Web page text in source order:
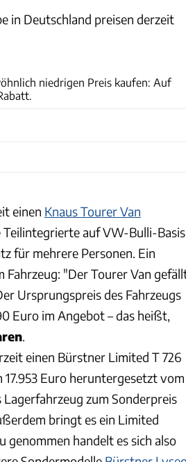
in Deutschland preisen derzeit
niedrigen Preis kaufen: Auf
einen Knaus Tourer Van
auf VW-Bulli-Basis
für mehrere Personen. Ein
Fahrzeug: "Der Tourer Van
Ursprungspreis des Fahrzeugs
Euro im Angebot – das heißt,
einen Bürstner Limited T 726
Euro heruntergesetzt vom
zum Sonderpreis
bringt es ein Limited
genommen handelt es sich also